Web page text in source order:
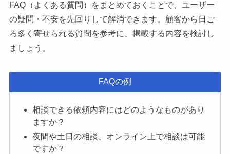
FAQ（よくある質問）をまとめておくことで、ユーザー
の疑問・不安を先回りして解消できます。顧客から日ご
ろ多く寄せられる質問を参考に、掲載する内容を検討し
ましょう。
FAQの例
相談できる依頼内容にはどのようなものがあり
ますか？
夜間や土日の相談、オンライン上で相談は可能
ですか？